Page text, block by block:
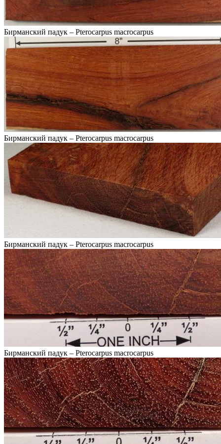
Бирманский падук – Pterocarpus macrocarpus
Бирманский падук – Pterocarpus macrocarpus
Бирманский падук – Pterocarpus macrocarpus
Бирманский падук – Pterocarpus macrocarpus